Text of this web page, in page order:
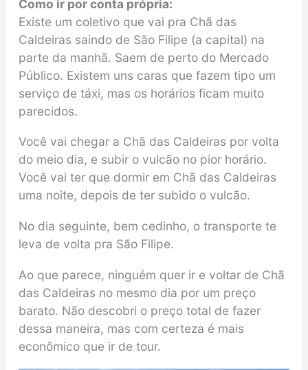
Como ir por conta própria:
Existe um coletivo que vai pra Chã das
Caldeiras saindo de São Filipe (a capital) na
parte da manhã. Saem de perto do Mercado
Público. Existem uns caras que fazem tipo um
serviço de táxi, mas os horários ficam muito
parecidos.
Você vai chegar a Chã das Caldeiras por volta
do meio dia, e subir o vulcão no pior horário.
Você vai ter que dormir em Chã das Caldeiras
uma noite, depois de ter subido o vulcão.
No dia seguinte, bem cedinho, o transporte te
leva de volta pra São Filipe.
Ao que parece, ninguém quer ir e voltar de Chã
das Caldeiras no mesmo dia por um preço
barato. Não descobri o preço total de fazer
dessa maneira, mas com certeza é mais
econômico que ir de tour.